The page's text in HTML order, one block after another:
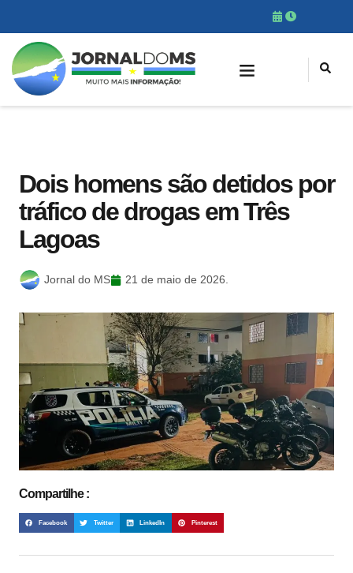
Dois homens são detidos por
tráfico de drogas em Três
Lagoas
Jornal do MS 21 de maio de 2026.
Compartilhe :
Facebook Twitter LinkedIn Pinterest